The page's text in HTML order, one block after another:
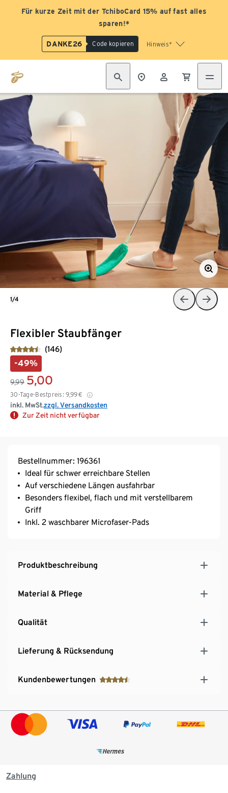
Für kurze Zeit mit der TchiboCard 15% auf fast alles
sparen!*
DANKE26 Code kopieren Hinweis*
Flexibler Staubfänger
(146)
-49%
9,99 5,00
30-Tage-Bestpreis: 9,99€
inkl. MwSt.zzgl. Versandkosten
Zur Zeit nicht verfügbar
1/4
Bestellnummer: 196361
Ideal für schwer erreichbare Stellen
Auf verschiedene Längen ausfahrbar
Besonders flexibel, flach und mit verstellbarem
Griff
Inkl. 2 waschbarer Microfaser-Pads
Produktbeschreibung
Material & Pflege
Qualität
Lieferung & Rücksendung
Kundenbewertungen
Zahlung